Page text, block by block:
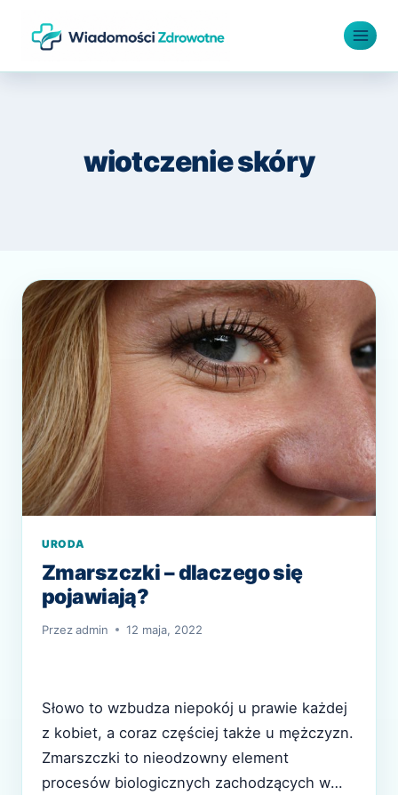
wiotczenie skóry
URODA
Zmarszczki – dlaczego się
pojawiają?
Przezadmin 12 maja, 2022
Słowo to wzbudza niepokój u prawie każdej
z kobiet, a coraz częściej także u mężczyzn.
Zmarszczki to nieodzowny element
procesów biologicznych zachodzących w